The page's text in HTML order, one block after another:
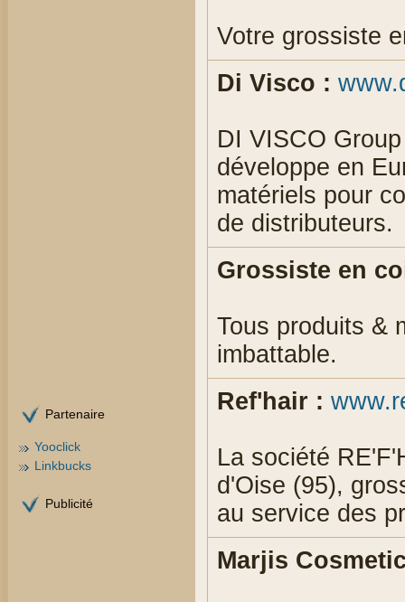
Partenaire
Yooclick
Linkbucks
Publicité
Votre grossiste
Di Visco :
DI VISCO
développe en
matériels pour
de distributeurs.
Grossiste en
Tous produits &
imbattable.
Ref'hair :
La société
d'Oise (95),
au service des
Marjis